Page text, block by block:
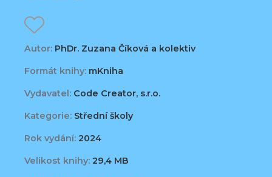
Autor: PhDr. Zuzana Číková a kolektiv
Formát knihy: mKniha
Vydavatel: Code Creator, s.r.o.
Kategorie: Střední školy
Rok vydání: 2024
Velikost knihy: 29,4 MB